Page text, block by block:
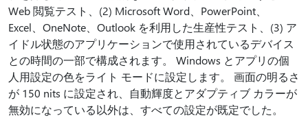
Web 閲覧テスト、(2) Microsoft Word、PowerPoint、
Excel、OneNote、Outlook を利用した生産性テスト、(3) ア
イドル状態のアプリケーションで使用されているデバイス
との時間の一部で構成されます。 Windows とアプリの個
人用設定の色をライト モードに設定します。 画面の明るさ
が 150 nits に設定され、自動輝度とアダプティブ カラーが
無効になっている以外は、すべての設定が既定でした。